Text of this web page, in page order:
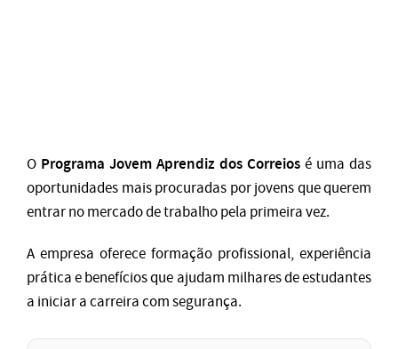
O Programa Jovem Aprendiz dos Correios é uma das
oportunidades mais procuradas por jovens que querem
entrar no mercado de trabalho pela primeira vez.
A empresa oferece formação profissional, experiência
prática e benefícios que ajudam milhares de estudantes
a iniciar a carreira com segurança.